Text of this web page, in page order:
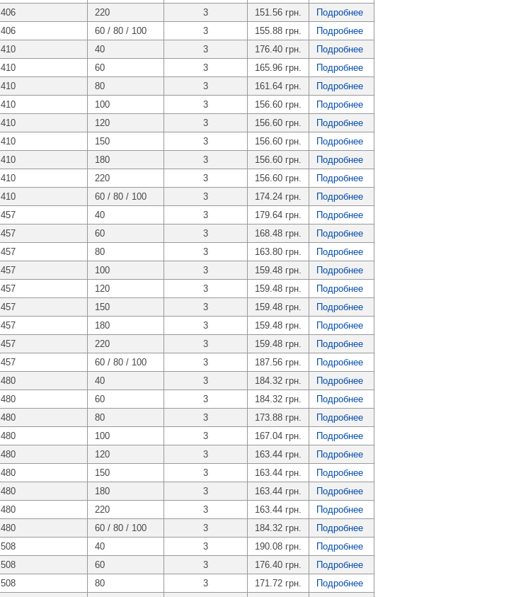
406 220 3 151.56 грн.
Подробнее
406 60 / 80 / 100 3 155.88 грн.
Подробнее
410 40 3 176.40 грн.
Подробнее
410 60 3 165.96 грн.
Подробнее
410 80 3 161.64 грн.
Подробнее
410 100 3 156.60 грн.
Подробнее
410 120 3 156.60 грн.
Подробнее
410 150 3 156.60 грн.
Подробнее
410 180 3 156.60 грн.
Подробнее
410 220 3 156.60 грн.
Подробнее
410 60 / 80 / 100 3 174.24 грн.
Подробнее
457 40 3 179.64 грн.
Подробнее
457 60 3 168.48 грн.
Подробнее
457 80 3 163.80 грн.
Подробнее
457 100 3 159.48 грн.
Подробнее
457 120 3 159.48 грн.
Подробнее
457 150 3 159.48 грн.
Подробнее
457 180 3 159.48 грн.
Подробнее
457 220 3 159.48 грн.
Подробнее
457 60 / 80 / 100 3 187.56 грн.
Подробнее
480 40 3 184.32 грн.
Подробнее
480 60 3 184.32 грн.
Подробнее
480 80 3 173.88 грн.
Подробнее
480 100 3 167.04 грн.
Подробнее
480 120 3 163.44 грн.
Подробнее
480 150 3 163.44 грн.
Подробнее
480 180 3 163.44 грн.
Подробнее
480 220 3 163.44 грн.
Подробнее
480 60 / 80 / 100 3 184.32 грн.
Подробнее
508 40 3 190.08 грн.
Подробнее
508 60 3 176.40 грн.
Подробнее
508 80 3 171.72 грн.
Подробнее